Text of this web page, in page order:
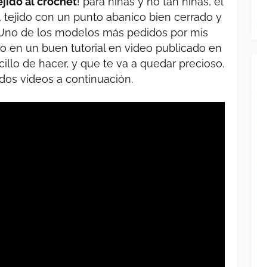
, tejido con un punto abanico bien cerrado y
de los modelos más pedidos por mis
en un buen tutorial en video publicado en
de hacer, y que te va a quedar precioso.
videos a continuación.